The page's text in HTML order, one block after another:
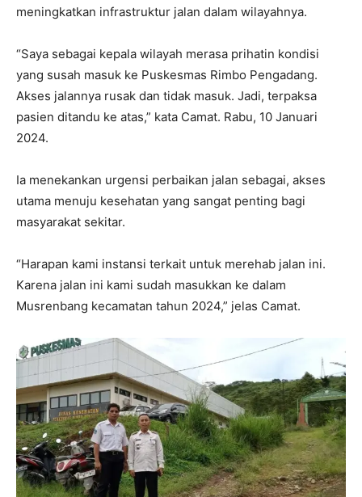
meningkatkan infrastruktur jalan dalam wilayahnya.
“Saya sebagai kepala wilayah merasa prihatin kondisi
yang susah masuk ke Puskesmas Rimbo Pengadang.
Akses jalannya rusak dan tidak masuk. Jadi, terpaksa
pasien ditandu ke atas,” kata Camat. Rabu, 10 Januari
2024.
Ia menekankan urgensi perbaikan jalan sebagai, akses
utama menuju kesehatan yang sangat penting bagi
masyarakat sekitar.
“Harapan kami instansi terkait untuk merehab jalan ini.
Karena jalan ini kami sudah masukkan ke dalam
Musrenbang kecamatan tahun 2024,” jelas Camat.